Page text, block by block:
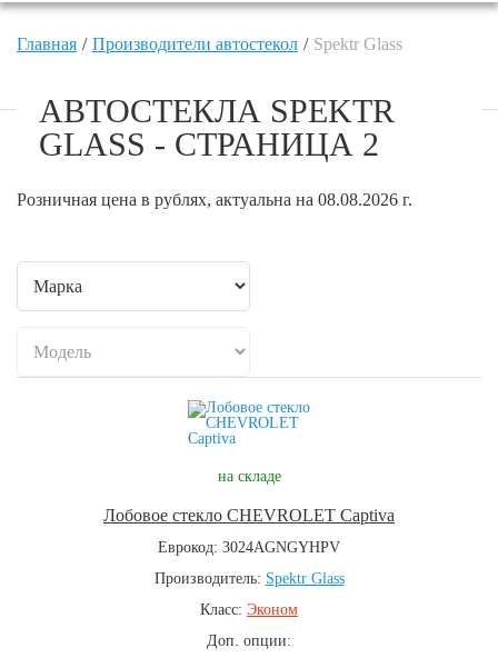
Главная Производители автостекол Spektr Glass
АВТОСТЕКЛА SPEKTR
GLASS - СТРАНИЦА 2
Розничная цена в рублях, актуальна на 08.08.2026 г.
на складе
Лобовое стекло CHEVROLET Captiva
Еврокод: 3024AGNGYHPV
Производитель: Spektr Glass
Класс: Эконом
Доп. опции: